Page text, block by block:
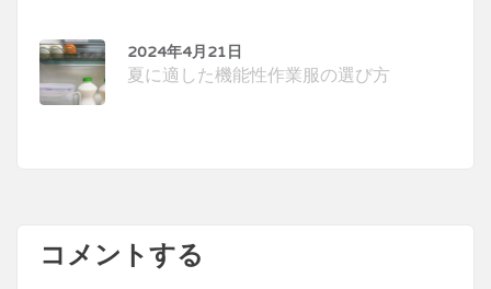
2024年4月21日
夏に適した機能性作業服の選び方
コメントする